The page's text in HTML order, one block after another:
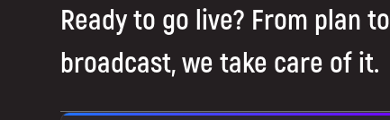
Ready to go live? From plan to
broadcast, we take care of it.